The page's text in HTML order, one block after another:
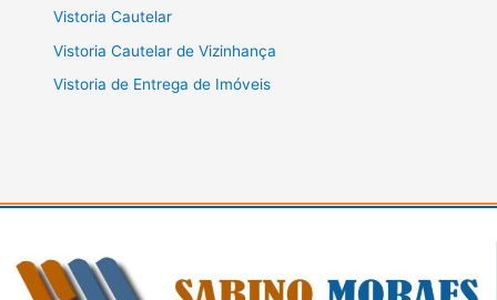
Vistoria Cautelar
Vistoria Cautelar de Vizinhança
Vistoria de Entrega de Imóveis